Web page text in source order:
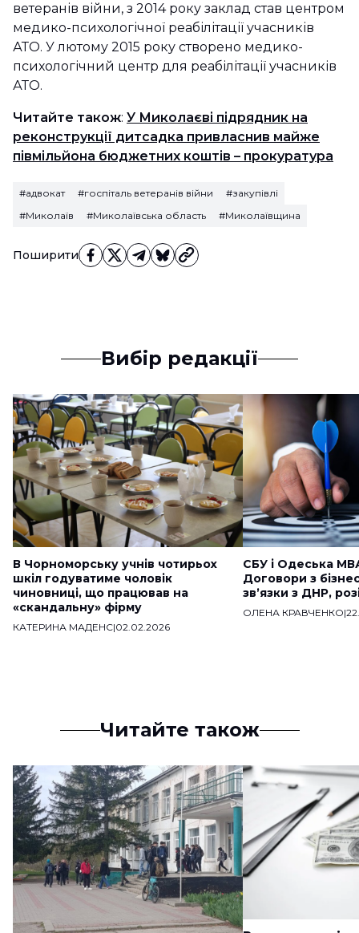
Поширити
ветеранів війни, з 2014 року заклад став центром
медико-психологічної реабілітації учасників
АТО. У лютому 2015 року створено медико-
психологічний центр для реабілітації учасників
АТО.
Читайте також: У Миколаєві підрядник на
реконструкції дитсадка привласнив майже
півмільйона бюджетних коштів – прокуратура
#адвокат #госпіталь ветеранів війни
#закупівлі
#Миколаїв
#Миколаївська область #Миколаївщина
Вибір редакції
В Чорноморську учнів чотирьох
шкіл годуватиме чоловік
чиновниці, що працював на
«скандальну» фірму
КАТЕРИНА МАДЕНС|02.02.2026
СБУ і Одеська
Договори з
звʼязки з ДНР,
ОЛЕНА КРАВЧЕНКО|
Читайте також